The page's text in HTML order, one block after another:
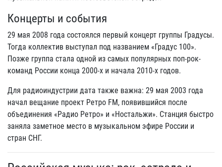
Концерты и события
29 мая 2008 года состоялся первый концерт группы Градусы.
Тогда коллектив выступал под названием «Градус 100».
Позже группа стала одной из самых популярных поп-рок-
команд России конца 2000-х и начала 2010-х годов.
Для радиоиндустрии дата также важна: 29 мая 2003 года
начал вещание проект Ретро FM, появившийся после
объединения «Радио Ретро» и «Ностальжи». Станция быстро
заняла заметное место в музыкальном эфире России и
стран СНГ.